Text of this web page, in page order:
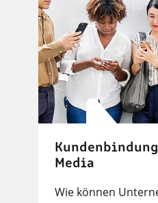
Media
Wie können